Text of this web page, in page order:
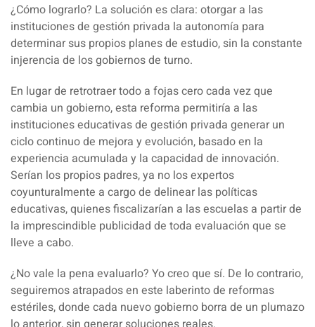
¿Cómo lograrlo? La solución es clara: otorgar a las
instituciones de gestión privada la autonomía para
determinar sus propios planes de estudio, sin la constante
injerencia de los gobiernos de turno.
En lugar de retrotraer todo a fojas cero cada vez que
cambia un gobierno, esta reforma permitiría a las
instituciones educativas de gestión privada generar un
ciclo continuo de mejora y evolución, basado en la
experiencia acumulada y la capacidad de innovación.
Serían los propios padres, ya no los expertos
coyunturalmente a cargo de delinear las políticas
educativas, quienes fiscalizarían a las escuelas a partir de
la imprescindible publicidad de toda evaluación que se
lleve a cabo.
¿No vale la pena evaluarlo? Yo creo que sí. De lo contrario,
seguiremos atrapados en este laberinto de reformas
estériles, donde cada nuevo gobierno borra de un plumazo